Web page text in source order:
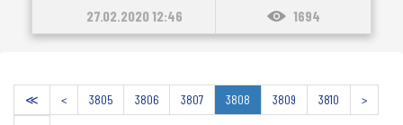
27.02.2020 12:46 1694
≪ < 3805 3806 3807 3808 3809 3810
>